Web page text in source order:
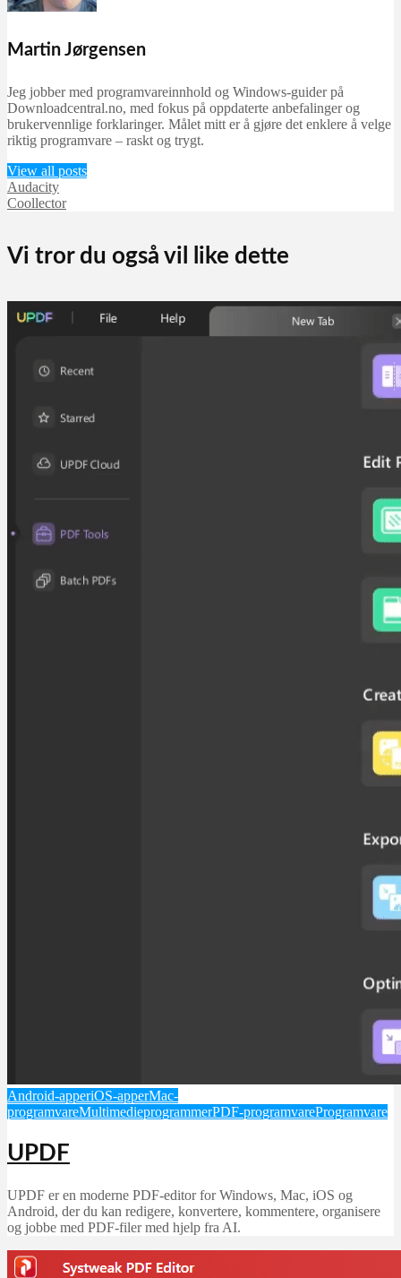
Martin Jørgensen
Jeg jobber med programvareinnhold og Windows-guider på
Downloadcentral.no, med fokus på oppdaterte anbefalinger og
brukervennlige forklaringer. Målet mitt er å gjøre det enklere å velge
riktig programvare – raskt og trygt.
View all posts
Audacity
Coollector
Vi tror du også vil like dette
Android-apperiOS-apperMac-
programvareMultimedieprogrammerPDF-programvareProgramvare
UPDF
UPDF er en moderne PDF-editor for Windows, Mac, iOS og
Android, der du kan redigere, konvertere, kommentere, organisere
og jobbe med PDF-filer med hjelp fra AI.